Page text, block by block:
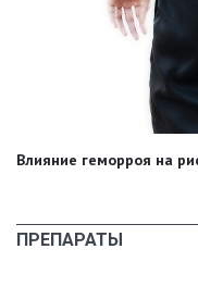
Влияние геморроя на
ПРЕПАРАТЫ